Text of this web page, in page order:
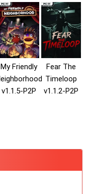
My Friendly
v1.1.5-P2P
Fear The
Timeloop
v1.1.2-P2P